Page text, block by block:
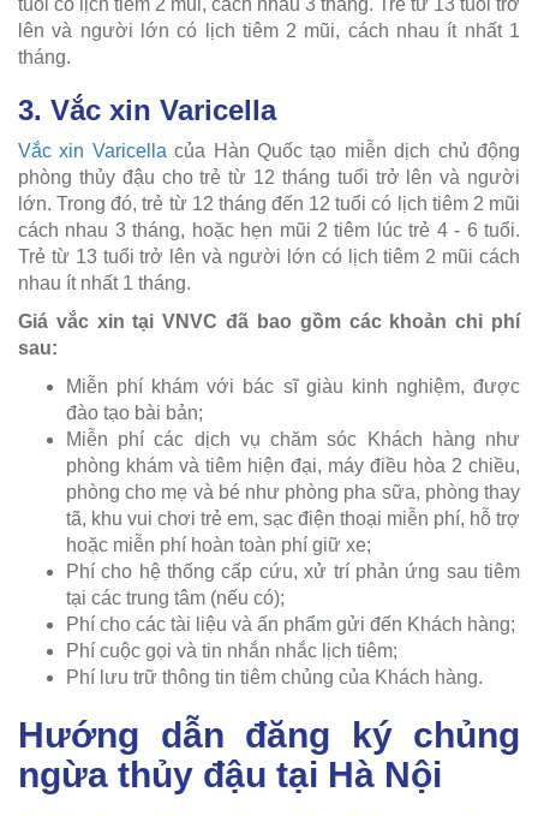
tuổi có lịch tiêm 2 mũi, cách nhau 3 tháng. Trẻ từ 13 tuổi trở
lên và người lớn có lịch tiêm 2 mũi, cách nhau ít nhất 1
tháng.
3. Vắc xin Varicella
Vắc xin Varicella của Hàn Quốc tạo miễn dịch chủ động
phòng thủy đậu cho trẻ từ 12 tháng tuổi trở lên và người
lớn. Trong đó, trẻ từ 12 tháng đến 12 tuổi có lịch tiêm 2 mũi
cách nhau 3 tháng, hoặc hẹn mũi 2 tiêm lúc trẻ 4 - 6 tuổi.
Trẻ từ 13 tuổi trở lên và người lớn có lịch tiêm 2 mũi cách
nhau ít nhất 1 tháng.
Giá vắc xin tại VNVC đã bao gồm các khoản chi phí
sau:
Miễn phí khám với bác sĩ giàu kinh nghiệm, được
đào tạo bài bản;
Miễn phí các dịch vụ chăm sóc Khách hàng như
phòng khám và tiêm hiện đại, máy điều hòa 2 chiều,
phòng cho mẹ và bé như phòng pha sữa, phòng thay
tã, khu vui chơi trẻ em, sạc điện thoại miễn phí, hỗ trợ
hoặc miễn phí hoàn toàn phí giữ xe;
Phí cho hệ thống cấp cứu, xử trí phản ứng sau tiêm
tại các trung tâm (nếu có);
Phí cho các tài liệu và ấn phẩm gửi đến Khách hàng;
Phí cuộc gọi và tin nhắn nhắc lịch tiêm;
Phí lưu trữ thông tin tiêm chủng của Khách hàng.
Hướng dẫn đăng ký chủng
ngừa thủy đậu tại Hà Nội